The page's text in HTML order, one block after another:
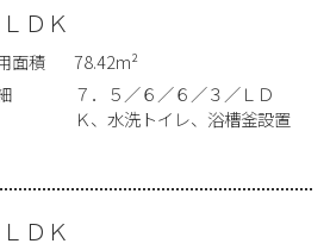
ＤＫ
面積
78.42m²
７．５／６／６／３／ＬＤ
Ｋ、水洗トイレ、浴槽釜設置
ＤＫ